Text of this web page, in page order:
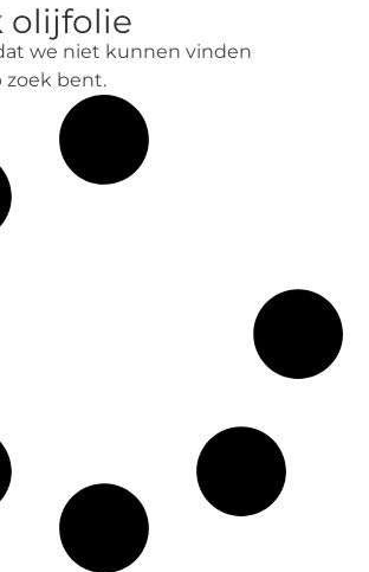
olijfolie
we niet kunnen vinden
zoek bent.